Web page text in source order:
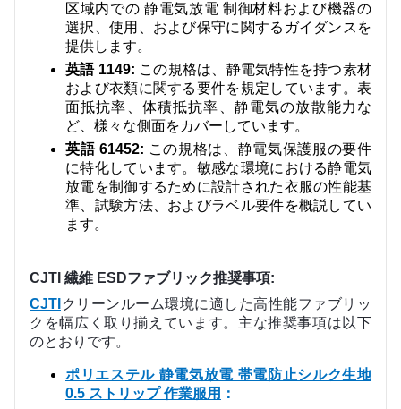
区域内での 静電気放電 制御材料および機器の
選択、使用、および保守に関するガイダンスを
提供します。
英語 1149: この規格は、静電気特性を持つ素材
および衣類に関する要件を規定しています。表
面抵抗率、体積抵抗率、静電気の放散能力な
ど、様々な側面をカバーしています。
英語 61452: この規格は、静電気保護服の要件
に特化しています。敏感な環境における静電気
放電を制御するために設計された衣服の性能基
準、試験方法、およびラベル要件を概説してい
ます。
CJTI 繊維 ESDファブリック推奨事項:
CJTI クリーンルーム環境に適した高性能ファブリッ
クを幅広く取り揃えています。主な推奨事項は以下
のとおりです。
ポリエステル 静電気放電 帯電防止シルク生地
0.5 ストリップ 作業服用 ：